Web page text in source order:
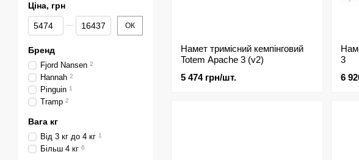
Намет тримісний кемпінговий
Totem Apache 3 (v2)
5 474 грн/шт.
3
6
Ціна, грн
Від Ціна, грн
До Ціна, грн ОК
Бренд
Fjord Nansen 2
Hannah 2
Pinguin 1
Tramp 2
Вага кг
Від 3 кг до 4 кг 1
Більш 4 кг 6